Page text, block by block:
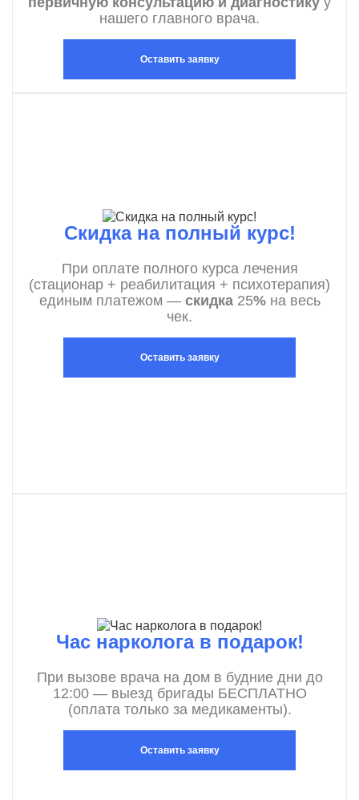
нашего главного врача.
Оставить заявку
Скидка на полный курс!
При оплате полного курса лечения
(стационар + реабилитация + психотерапия)
единым платежом — скидка 25%на весь
чек.
Оставить заявку
Час нарколога в подарок!
При вызове врача на дом в будние дни до
12:00 — выезд бригады БЕСПЛАТНО
(оплата только за медикаменты).
Оставить заявку